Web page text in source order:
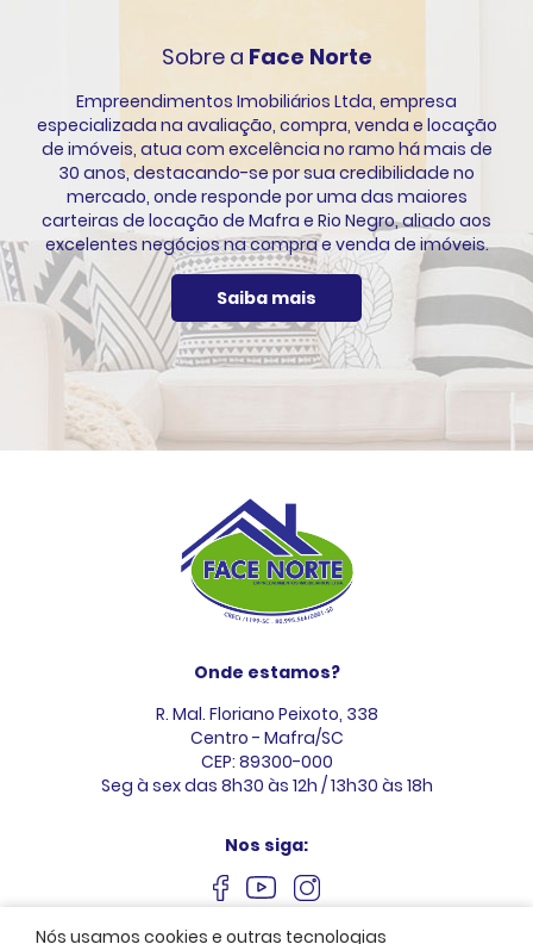
Nós usamos cookies e outras tecnologias
Sobre a Face Norte
Empreendimentos Imobiliários Ltda, empresa
especializada na avaliação, compra, venda e locação
de imóveis, atua com excelência no ramo há mais de
30 anos, destacando-se por sua credibilidade no
mercado, onde responde por uma das maiores
carteiras de locação de Mafra e Rio Negro, aliado aos
excelentes negócios na compra e venda de imóveis.
Saiba mais
Onde estamos?
R. Mal. Floriano Peixoto, 338
Centro - Mafra/SC
CEP: 89300-000
Seg à sex das 8h30 às 12h / 13h30 às 18h
Nos siga: